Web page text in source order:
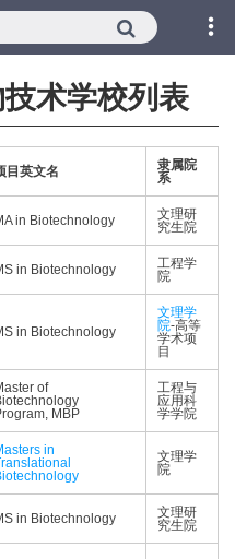
术学校列表
目英文名
隶属院
系
in Biotechnology
文理研
究生院
in Biotechnology
工程学
院
in Biotechnology
文理学
院-高等
学术项
目
of
MBP
工程与
应用科
学学院
in
文理学
院
in Biotechnology
文理研
究生院